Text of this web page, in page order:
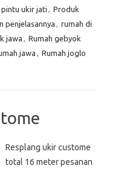
pintu ukir jati , Produk
penjelasannya , rumah di
jawa , Rumah gebyok
jawa , Rumah joglo
Resplang ukir custome
total 16 meter pesanan